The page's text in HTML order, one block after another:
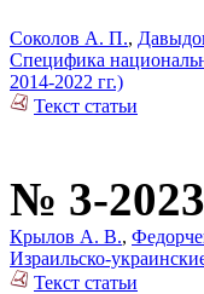
Соколов А. П.,
Специфика
2014-2022 гг.)
Текст статьи
№ 3-2023
Крылов А. В.,
Израильско-
Текст статьи